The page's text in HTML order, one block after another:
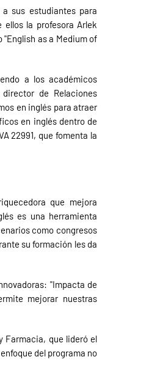
sus estudiantes para
ellos la profesora Arlek
as a Medium of
a los académicos
de Relaciones
en inglés para atraer
en inglés dentro de
22991, que fomenta la
que mejora
es una herramienta
como congresos
su formación les da
"Impacta de
mejorar nuestras
Farmacia, que lideró el
del programa no